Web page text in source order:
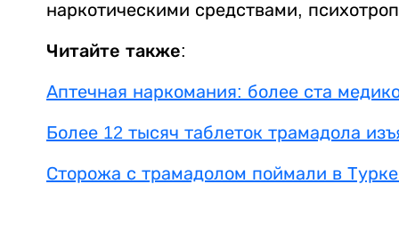
наркотическими средствами,
Читайте также:
Аптечная наркомания: более ста
Более 12 тысяч таблеток трамадола
Сторожа с трамадолом поймали в